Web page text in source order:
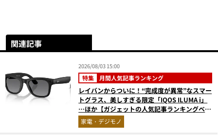
関連記事
2026/08/03 15:00
特集 月間人気記事ランキング
レイバンからついに！“完成度が異常”なスマー
トグラス、美しすぎる限定「IQOS ILUMA i」
…ほか【ガジェットの人気記事ランキングベス
ト3】（2026年6月版）
家電・デジモノ